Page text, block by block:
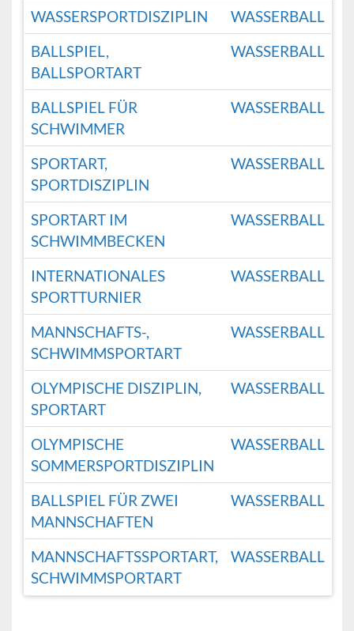
WASSERSPORTDISZIPLIN
WASSERBALL
BALLSPIEL,
BALLSPORTART
WASSERBALL
BALLSPIEL FÜR
SCHWIMMER
WASSERBALL
SPORTART,
SPORTDISZIPLIN
WASSERBALL
SPORTART IM
SCHWIMMBECKEN
WASSERBALL
INTERNATIONALES
SPORTTURNIER
WASSERBALL
MANNSCHAFTS-,
SCHWIMMSPORTART
WASSERBALL
OLYMPISCHE DISZIPLIN,
SPORTART
WASSERBALL
OLYMPISCHE
SOMMERSPORTDISZIPLIN
WASSERBALL
BALLSPIEL FÜR ZWEI
MANNSCHAFTEN
WASSERBALL
MANNSCHAFTSSPORTART,
SCHWIMMSPORTART
WASSERBALL